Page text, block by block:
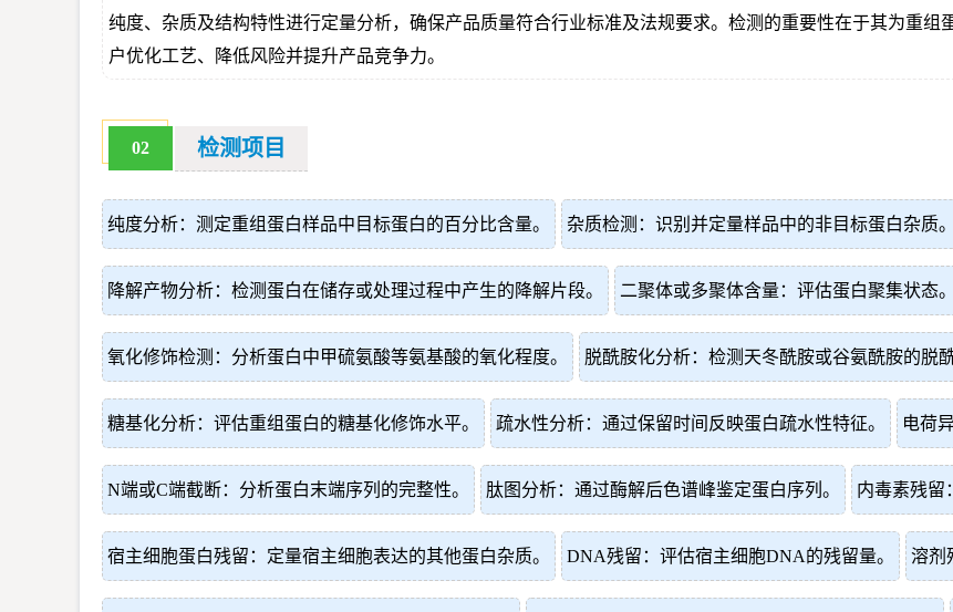
纯度、杂质及结构特性进行定量分析，确保产品质量符合行业标准及法规要求。检测的重要性在于其为重
户优化工艺、降低风险并提升产品竞争力。
02 检测项目
纯度分析：测定重组蛋白样品中目标蛋白的百分比含量。 杂质检测：识别并定量样品中的非目标蛋白杂质。
降解产物分析：检测蛋白在储存或处理过程中产生的降解片段。 二聚体或多聚体含量：评估蛋白聚集状态。
氧化修饰检测：分析蛋白中甲硫氨酸等氨基酸的氧化程度。 脱酰胺化分析：检测天冬酰胺或谷氨酰胺的脱
糖基化分析：评估重组蛋白的糖基化修饰水平。 疏水性分析：通过保留时间反映蛋白疏水性特征。 电荷
N端或C端截断：分析蛋白末端序列的完整性。 肽图分析：通过酶解后色谱峰鉴定蛋白序列。 内毒素残留
宿主细胞蛋白残留：定量宿主细胞表达的其他蛋白杂质。 DNA残留：评估宿主细胞DNA的残留量。 溶剂